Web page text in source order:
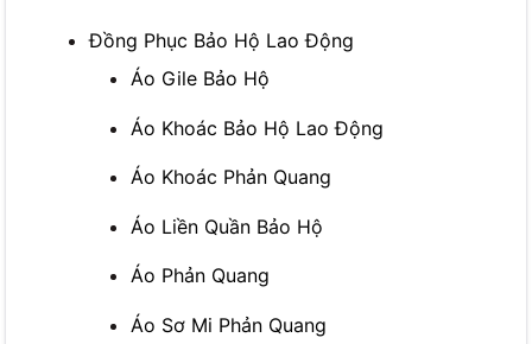
Đồng Phục Bảo Hộ Lao Động
Áo Gile Bảo Hộ
Áo Khoác Bảo Hộ Lao Động
Áo Khoác Phản Quang
Áo Liền Quần Bảo Hộ
Áo Phản Quang
Áo Sơ Mi Phản Quang